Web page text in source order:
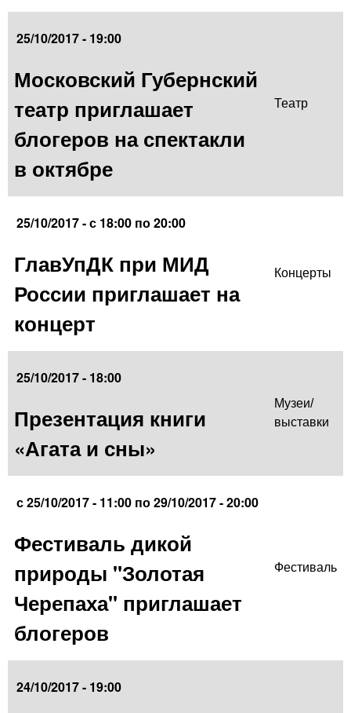
25/10/2017 - 19:00
Московский Губернский
театр приглашает
блогеров на спектакли
в октябре
Театр
25/10/2017 -с 18:00 по20:00
ГлавУпДК при МИД
России приглашает на
концерт
Концерты
25/10/2017 - 18:00
Презентация книги
«Агата и сны»
Музеи/
выставки
с25/10/2017 - 11:00 по29/10/2017 - 20:00
Фестиваль дикой
природы "Золотая
Черепаха" приглашает
блогеров
Фестиваль
24/10/2017 - 19:00